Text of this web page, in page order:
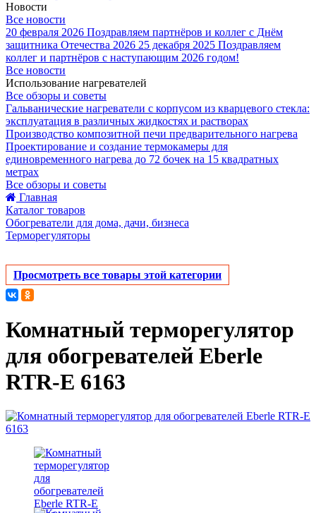
Новости
Все новости
20 февраля 2026 Поздравляем партнёров и коллег с Днём
защитника Отечества 2026 25 декабря 2025 Поздравляем
коллег и партнёров с наступающим 2026 годом!
Все новости
Использование нагревателей
Все обзоры и советы
Гальванические нагреватели с корпусом из кварцевого стекла:
эксплуатация в различных жидкостях и растворах
Производство композитной печи предварительного нагрева
Проектирование и создание термокамеры для
единовременного нагрева до 72 бочек на 15 квадратных
метрах
Все обзоры и советы
Главная
Каталог товаров
Обогреватели для дома, дачи, бизнеса
Терморегуляторы
Просмотреть все товары этой категории
Комнатный терморегулятор
для обогревателей Eberle
RTR-E 6163